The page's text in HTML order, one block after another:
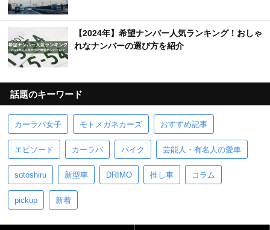
【2024年】希望ナンバー人気ランキング！おしゃ
れなナンバーの選び方を紹介
話題のキーワード
カーラバ女子 モトメガネカーズ おすすめ記事
エピソード カーラバ バイク 芸能人・有名人の愛車
sotoshiru 新型車 DRIMO 推し車 コラム
pickup 新着